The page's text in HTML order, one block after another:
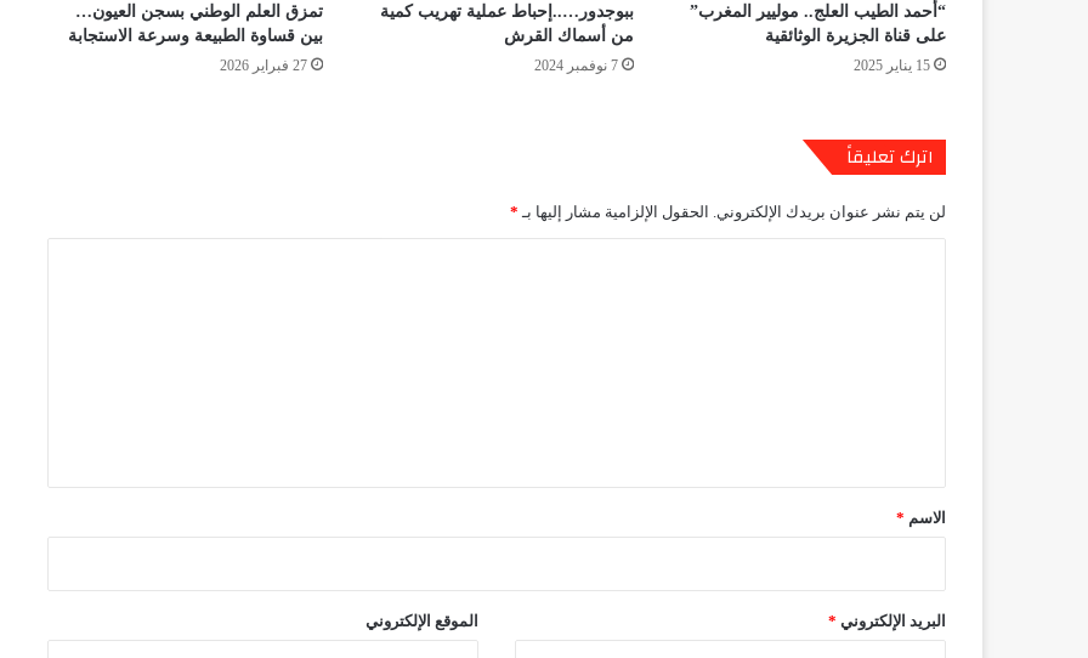
“أحمد الطيب العلج.. موليير المغرب”
على قناة الجزيرة الوثائقية
15 يناير 2025
ببوجدور…..إحباط عملية تهريب كمية
من أسماك القرش
7 نوفمبر 2024
تمزق العلم الوطني بسجن العيون…
بين قساوة الطبيعة وسرعة الاستجابة
27 فبراير 2026
اترك تعليقاً
لن يتم نشر عنوان بريدك الإلكتروني. الحقول الإلزامية مشار إليها بـ *
*الاسم *
البريد الإلكتروني * الموقع الإلكتروني